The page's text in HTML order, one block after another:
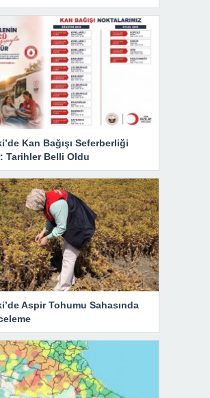
Kan Bağışı Seferberliği
Tarihler Belli Oldu
Aspir Tohumu Sahasında